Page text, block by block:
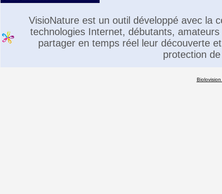
VisioNature est un outil développé avec la
technologies Internet, débutants,
partager en temps réel leur découverte
protection
Biolovision